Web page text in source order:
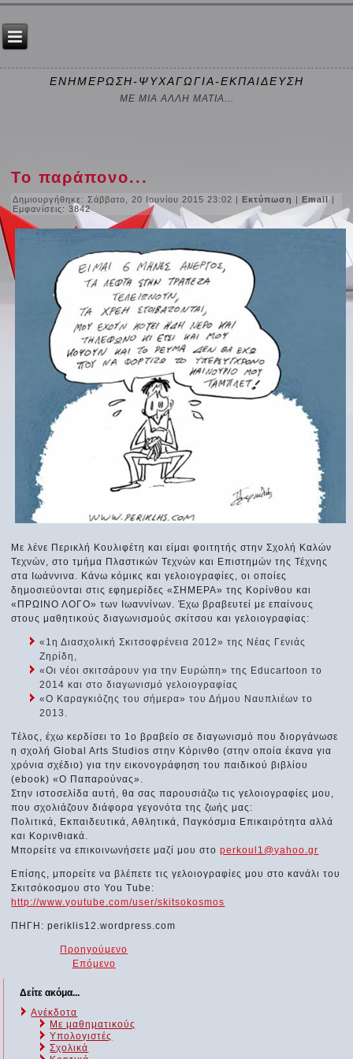
ΕΝΗΜΕΡΩΣΗ-ΨΥΧΑΓΩΓΙΑ-ΕΚΠΑΙΔΕΥΣΗ
ΜΕ ΜΙΑ ΑΛΛΗ ΜΑΤΙΑ...
Το παράπονο...
Δημιουργήθηκε: Σάββατο, 20 Ιουνίου 2015 23:02 |Εκτύπωση |Email |
Εμφανίσεις: 3842
Mε λένε Περικλή Κουλιφέτη και είμαι φοιτητής στην Σχολή Καλών
Τεχνών, στο τμήμα Πλαστικών Τεχνών και Επιστημών της Τέχνης
στα Ιωάννινα. Κάνω κόμικς και γελοιογραφίες, οι οποίες
δημοσιεύονται στις εφημερίδες «ΣΗΜΕΡΑ» της Κορίνθου και
«ΠΡΩΙΝΟ ΛΟΓΟ» των Ιωαννίνων. Έχω βραβευτεί με επαίνους
στους μαθητικούς διαγωνισμούς σκίτσου και γελοιογραφίας:
«1η Διασχολική Σκιτσοφρένεια 2012» της Νέας Γενιάς
Ζηρίδη,
«Οι νέοι σκιτσάρουν για την Ευρώπη» της Educartoon το
2014 και στο διαγωνισμό γελοιογραφίας
«Ο Καραγκιόζης του σήμερα» του Δήμου Ναυπλιέων το
2013.
Tέλος, έχω κερδίσει το 1ο βραβείο σε διαγωνισμό που διοργάνωσε
η σχολή Global Arts Studios στην Κόρινθο (στην οποία έκανα για
χρόνια σχέδιο) για την εικονογράφηση του παιδικού βιβλίου
(ebook) «Ο Παπαρούνας».
Στην ιστοσελίδα αυτή, θα σας παρουσιάζω τις γελοιογραφίες μου,
που σχολιάζουν διάφορα γεγονότα της ζωής μας:
Πολιτικά, Εκπαιδευτικά, Αθλητικά, Παγκόσμια Επικαιρότητα αλλά
και Κορινθιακά.
Μπορείτε να επικοινωνήσετε μαζί μου στοperkoul1@yahoo.gr
Επίσης, μπορείτε να βλέπετε τις γελοιογραφίες μου στο κανάλι του
Σκιτσόκοσμου στο You Tube:
http://www.youtube.com/user/skitsokosmos
ΠΗΓΗ: periklis12.wordpress.com
Προηγούμενο
Επόμενο
Δείτε ακόμα...
Ανέκδοτα
Με μαθηματικούς
Υπολογιστές
Σχολικά